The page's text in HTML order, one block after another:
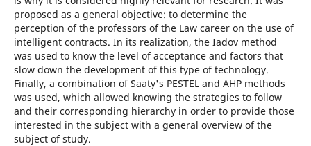
proposed as a general objective: to determine the
perception of the professors of the Law career on the use of
intelligent contracts. In its realization, the Iadov method
was used to know the level of acceptance and factors that
slow down the development of this type of technology.
Finally, a combination of Saaty's PESTEL and AHP methods
was used, which allowed knowing the strategies to follow
and their corresponding hierarchy in order to provide those
interested in the subject with a general overview of the
subject of study.